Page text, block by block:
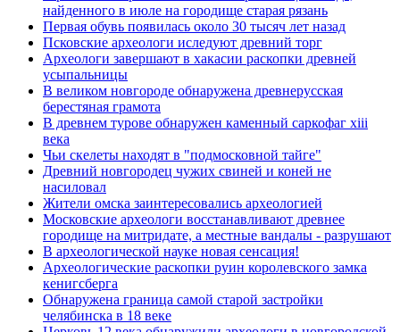
найденного в июле на городище старая рязань
Первая обувь появилась около 30 тысяч лет назад
Псковские археологи иследуют древний торг
Археологи завершают в хакасии раскопки древней
усыпальницы
В великом новгороде обнаружена древнерусская
берестяная грамота
В древнем турове обнаружен каменный саркофаг xiii
века
Чьи скелеты находят в "подмосковной тайге"
Древний новгородец чужих свиней и коней не
насиловал
Жители омска заинтересовались археологией
Московские археологи восстанавливают древнее
городище на митридате, а местные вандалы - разрушают
В археологической науке новая сенсация!
Археологические раскопки руин королевского замка
кенигсберга
Обнаружена граница самой старой застройки
челябинска в 18 веке